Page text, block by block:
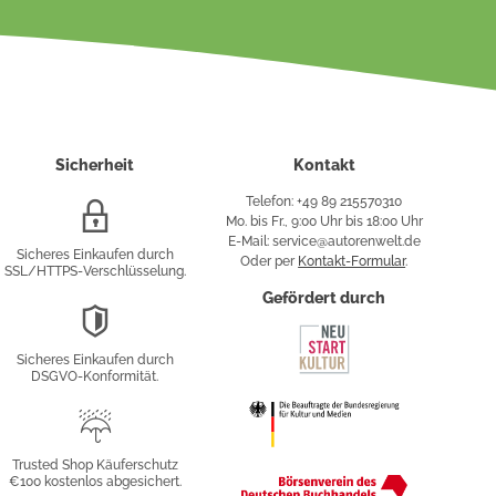
Sicherheit
Verschlüsselung
Sicheres Einkaufen durch
SSL/HTTPS-Verschlüsselung.
Sicheres Einkaufen durch
DSGVO-Konformität.
Käuferschutz
Trusted Shop Käuferschutz
€100 kostenlos abgesichert.
Kontakt
Telefon: +49 89 215570310
Mo. bis Fr., 9:00 Uhr bis 18:00 Uhr
E-Mail: service@autorenwelt.de
Oder per Kontakt-Formular.
Gefördert durch